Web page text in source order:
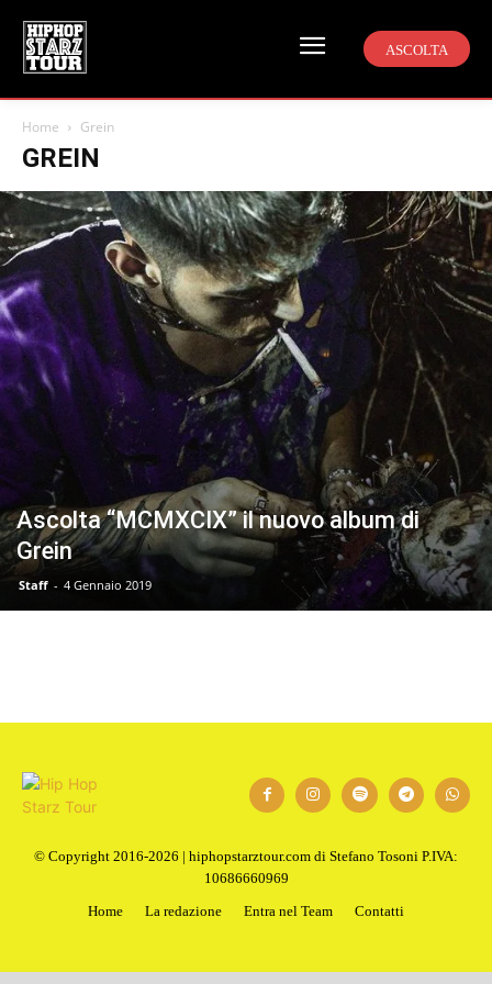
ASCOLTA
Home Grein
GREIN
Ascolta “MCMXCIX” il nuovo album di
Grein
Staff - 4 Gennaio 2019
© Copyright 2016-2026 | hiphopstarztour.com di Stefano Tosoni P.IVA:
10686660969
Home
La redazione Entra nel Team Contatti